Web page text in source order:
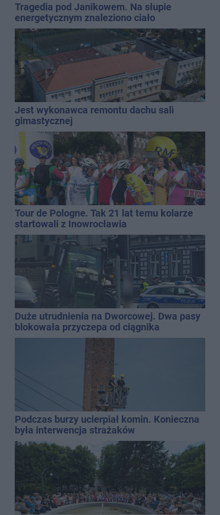
Tragedia pod Janikowem. Na słupie
energetycznym znaleziono ciało
mężczyzny
Jest wykonawca remontu dachu sali
gimastycznej
Tour de Pologne. Tak 21 lat temu kolarze
startowali z Inowrocławia
Duże utrudnienia na Dworcowej. Dwa pasy
blokowała przyczepa od ciągnika
Podczas burzy ucierpiał komin. Konieczna
była interwencja strażaków